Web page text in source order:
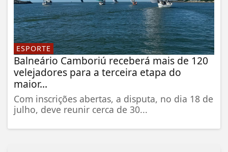
ESPORTE
Balneário Camboriú receberá mais de 120
velejadores para a terceira etapa do
maior...
Com inscrições abertas, a disputa, no dia 18 de
julho, deve reunir cerca de 30...